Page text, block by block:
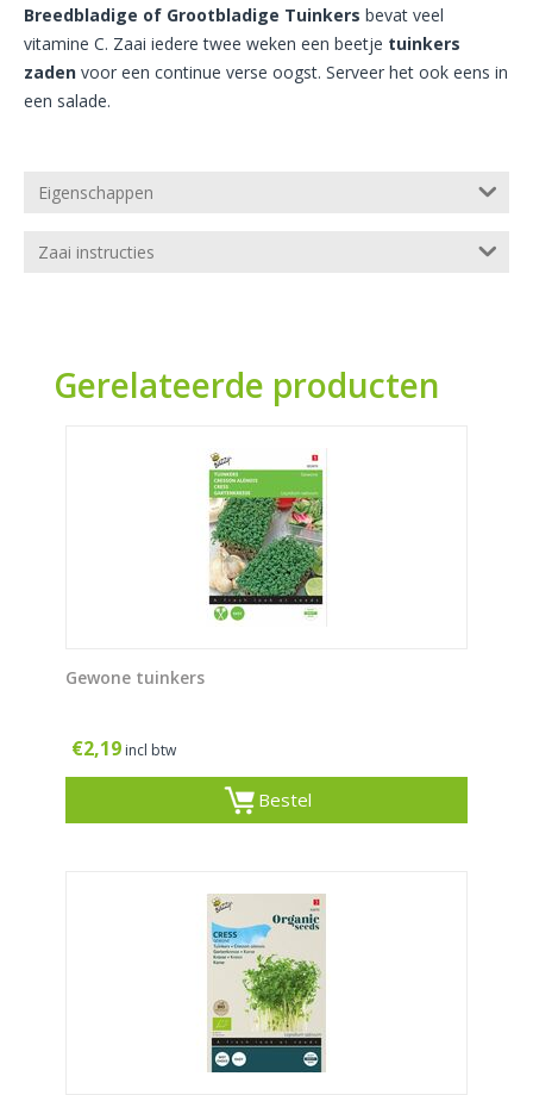
Breedbladige of Grootbladige Tuinkers bevat veel
vitamine C. Zaai iedere twee weken een beetje tuinkers
zaden voor een continue verse oogst. Serveer het ook eens in
een salade.
Eigenschappen
Zaai instructies
Gerelateerde producten
Gewone tuinkers
€2,19 incl btw
Bestel